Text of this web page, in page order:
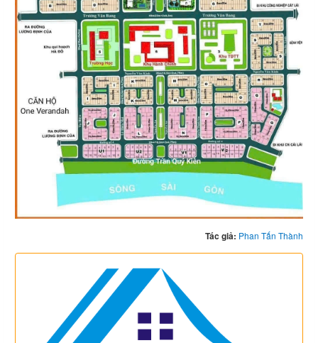
Tác giả: Phan Tấn Thành